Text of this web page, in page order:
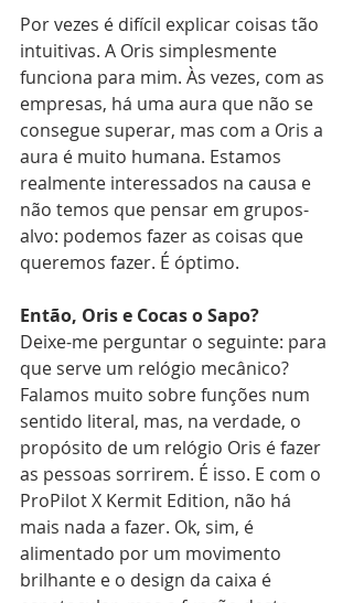
Por vezes é difícil explicar coisas tão
intuitivas. A Oris simplesmente
funciona para mim. Às vezes, com as
empresas, há uma aura que não se
consegue superar, mas com a Oris a
aura é muito humana. Estamos
realmente interessados na causa e
não temos que pensar em grupos-
alvo: podemos fazer as coisas que
queremos fazer. É óptimo.
Então, Oris e Cocas o Sapo?
Deixe-me perguntar o seguinte: para
que serve um relógio mecânico?
Falamos muito sobre funções num
sentido literal, mas, na verdade, o
propósito de um relógio Oris é fazer
as pessoas sorrirem. É isso. E com o
ProPilot X Kermit Edition, não há
mais nada a fazer. Ok, sim, é
alimentado por um movimento
brilhante e o design da caixa é